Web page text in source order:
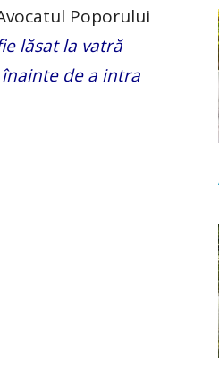
Poporului
lăsat la vatră
de a intra